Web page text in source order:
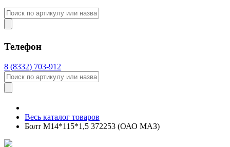
Телефон
8 (8332) 703-912
Весь каталог товаров
Болт М14*115*1,5 372253 (ОАО МАЗ)